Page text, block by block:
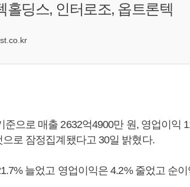
홀딩스, 인터로조, 옵트론텍
으로 매출 2632억4900만 원, 영업이익
로 잠정집계됐다고 30일 밝혔다.
늘었고 영업이익은 4.2% 줄었고 순